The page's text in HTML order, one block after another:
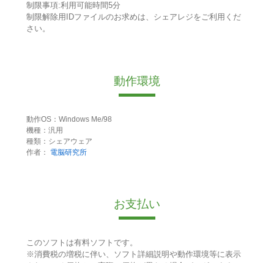
制限事項:利用可能時間5分
制限解除用IDファイルのお求めは、シェアレジをご利用くだ
さい。
動作環境
動作OS：Windows Me/98
機種：汎用
種類：シェアウェア
作者：
電脳研究所
お支払い
このソフトは有料ソフトです。
※消費税の増税に伴い、ソフト詳細説明や動作環境等に表示